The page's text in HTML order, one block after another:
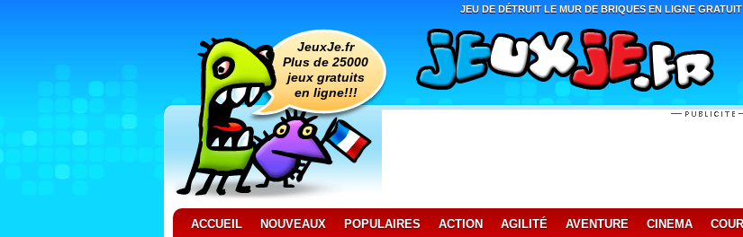
JEU DE DÉTRUIT LE MUR DE BRIQUES EN LIGNE GRATUIT
JeuxJe.fr
Plus de 25000
jeux gratuits
en ligne!!!
ACCUEIL NOUVEAUX POPULAIRES ACTION AGILITÉ AVENTURE CINEMA